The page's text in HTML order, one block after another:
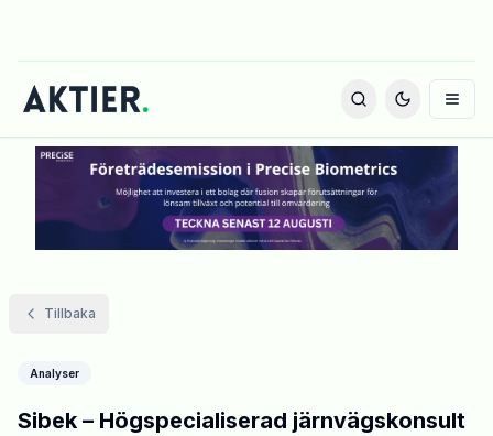
Tillbaka
Analyser
Sibek – Högspecialiserad järnvägskonsult